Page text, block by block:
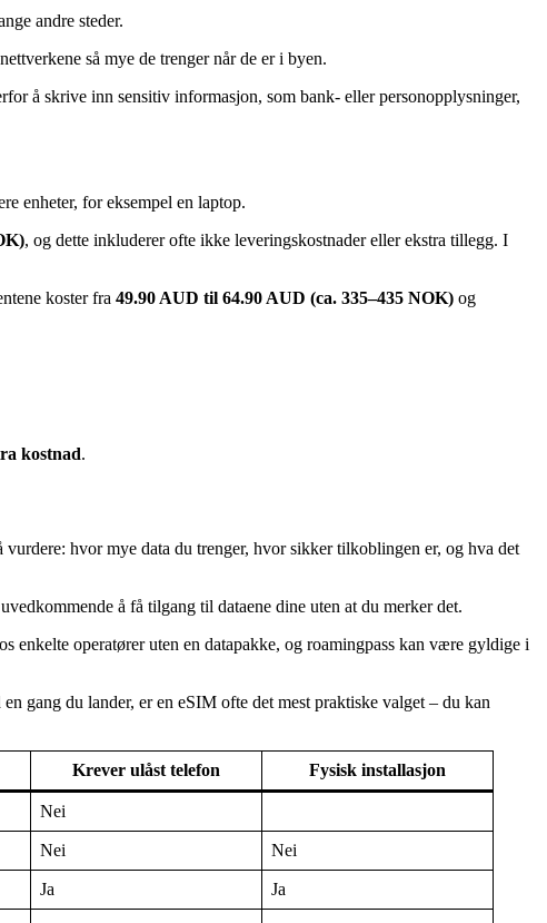
andre steder.
så mye de trenger når de er i byen.
å skrive inn sensitiv informasjon, som bank- eller personopplysninger,
enheter, for eksempel en laptop.
, og dette inkluderer ofte ikke leveringskostnader eller ekstra tillegg. I
koster fra 49.90 AUD til 64.90 AUD (ca. 335–435 NOK) og
kostnad.
hvor mye data du trenger, hvor sikker tilkoblingen er, og hva det
å få tilgang til dataene dine uten at du merker det.
enkelte operatører uten en datapakke, og roamingpass kan være gyldige i
gang du lander, er en eSIM ofte det mest praktiske valget – du kan
Krever ulåst telefon Fysisk installasjon
Nei
Nei Nei
Ja Ja